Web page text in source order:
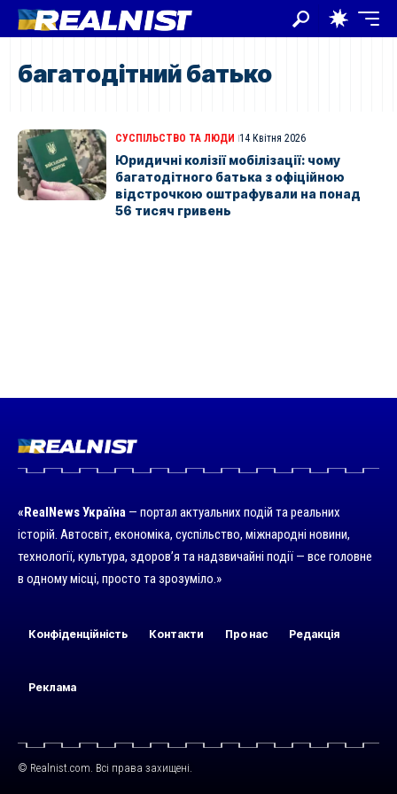
багатодітний батько
СУСПІЛЬСТВО ТА ЛЮДИ 14 Квітня 2026
Юридичні колізії мобілізації: чому
багатодітного батька з офіційною
відстрочкою оштрафували на понад
56 тисяч гривень
«RealNews Україна — портал актуальних подій та реальних
історій. Автосвіт, економіка, суспільство, міжнародні новини,
технології, культура, здоров’я та надзвичайні події — все головне
в одному місці, просто та зрозуміло.»
Конфіденційність Контакти Про нас Редакція
Реклама
© Realnist.com. Всі права захищені.